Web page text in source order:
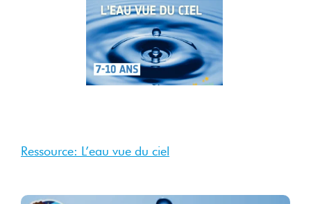
Ressource: L’eau vue du ciel